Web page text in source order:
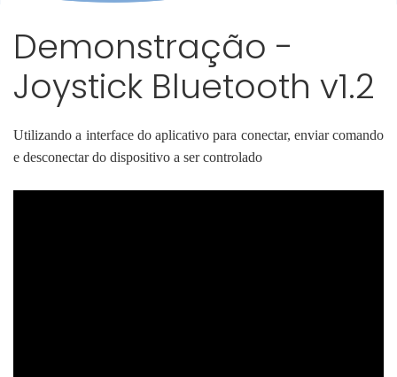
Demonstração -
Joystick Bluetooth v1.2
Utilizando a interface do aplicativo para conectar, enviar comando
e desconectar do dispositivo a ser controlado